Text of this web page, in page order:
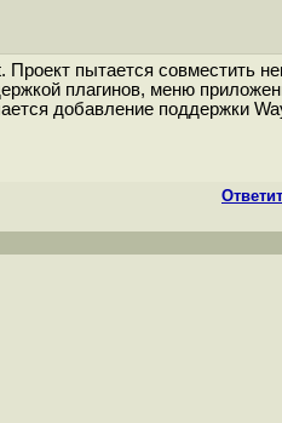
пытается совместить
плагинов, меню
добавление поддержки